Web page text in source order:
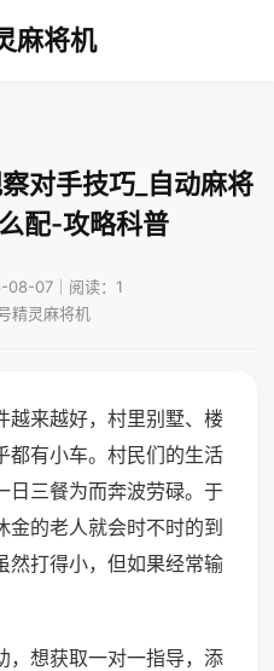
麻将机
对手技巧_自动麻将
配-攻略科普
08-07｜阅读：1
精灵麻将机
越来越好，村里别墅、楼
都有小车。村民们的生活
日三餐为而奔波劳碌。于
金的老人就会时不时的到
然打得小，但如果经常输
，想获取一对一指导，添